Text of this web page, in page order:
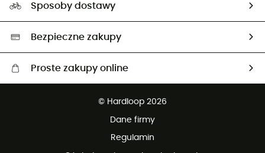
Neutralność węglowa
Wybrane produkty eko
Sposoby dostawy
Bezpieczne zakupy
Proste zakupy online
© Hardloop 2026
Dane firmy
Regulamin